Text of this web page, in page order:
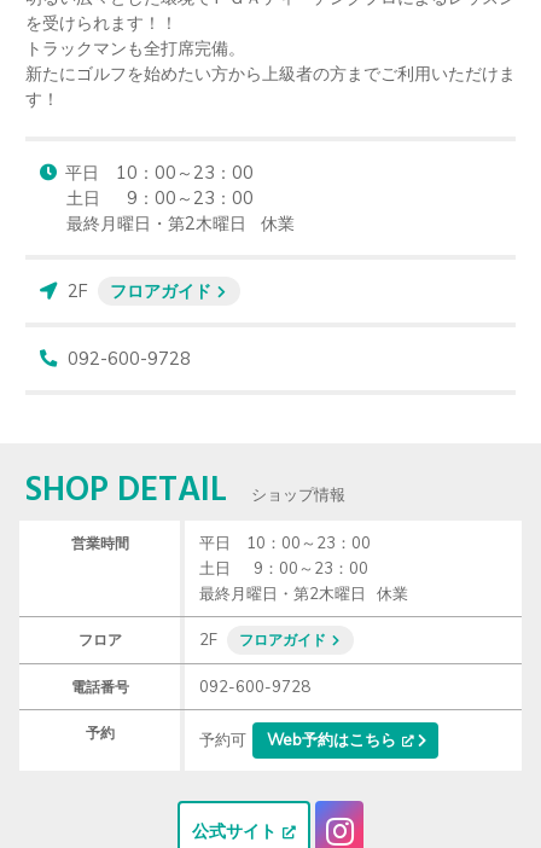
を受けられます！！
トラックマンも全打席完備。
新たにゴルフを始めたい方から上級者の方までご利用いただけま
す！
平日　10：00～23：00
土日　  9：00～23：00
最終月曜日・第2木曜日   休業
2F フロアガイド
092-600-9728
SHOP DETAIL ショップ情報
営業時間
平日　10：00～23：00
土日　  9：00～23：00
最終月曜日・第2木曜日   休業
フロア 2F フロアガイド
電話番号 092-600-9728
予約 予約可 Web予約はこちら
公式サイト